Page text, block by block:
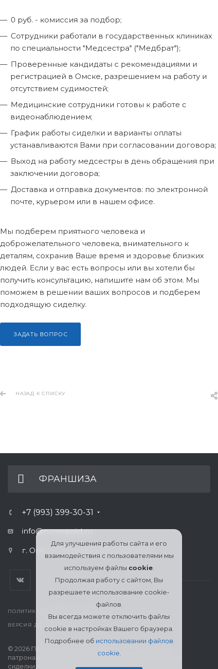
0 руб. - комиссия за подбор;
Сотрудники работали в государственных клиниках
по специальности "Медсестра" ("Медбрат");
Проверенные кандидаты с рекомендациями и
регистрацией в Омске, разрешением на работу и
отсутствием судимостей;
Медицинские сотрудники готовы к работе с
видеонаблюдением;
График работы сиделки и варианты оплаты
устанавливаются Вами при согласовании договора;
Выход на работу медсестры в день обращения при
заключении договора;
Доставка и отправка документов: по электронной
почте, курьером или в нашем офисе.
Мы подберем приятного человека и
доброжелательного человека, внимательного к
деталям, сохранив Ваше время и здоровье близких
людей. Если у вас есть вопросы или вы хотели бы
получить консультацию, напишите нам об этом. Мы
поможем в решении ваших вопросов и подберем
подходящую сиделку.
ЗАДАТЬ ВОПРОС
НАЗАД К СПИСКУ
ФРАНШИЗА
+7 (993) 399-30-31
info@nurseassist.ru
г. Омск, ул.Булатова 100, офис 410
ПОЛИТИКА КОНФИДЕНЦИАЛЬНОСТИ
ВЕРСИЯ ДЛЯ ПЕЧАТИ
© 2026 Патронажная служба МЦСО «Ассоциация
патронажных работников» в Омске: поиск и подбор
сиделки, уход за пожилыми, больными и
Для улучшения работы сайта и его
взаимодействия с пользователями мы
используем файлы cookie.
Продолжая работу с сайтом, Вы
разрешаете использование cookie-
файлов.
Вы всегда можете отключить файлы
cookie в настройках Вашего браузера.
Подробнее об использовании файлов
cookie